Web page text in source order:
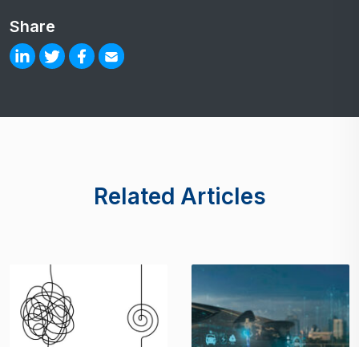
Share
Related Articles